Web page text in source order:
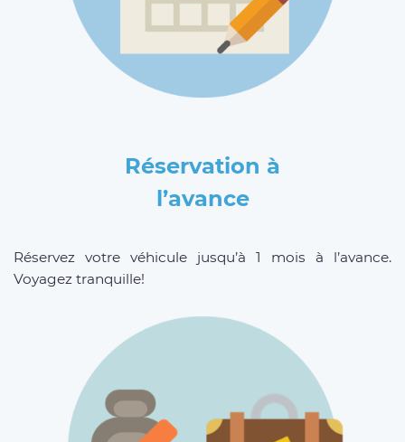
Réservation à
l’avance
Réservez votre véhicule jusqu’à 1 mois à l’avance.
Voyagez tranquille!